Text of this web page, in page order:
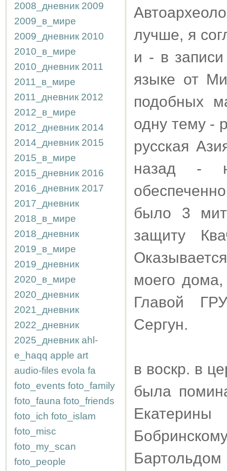
2008_дневник 2009
2009_в_мире
2009_дневник 2010
2010_в_мире
2010_дневник 2011
2011_в_мире
2011_дневник 2012
2012_в_мире
2012_дневник 2014
2014_дневник 2015
2015_в_мире
2015_дневник 2016
2016_дневник 2017
2017_дневник
2018_в_мире
2018_дневник
2019_в_мире
2019_дневник
2020_в_мире
2020_дневник
2021_дневник
2022_дневник
2025_дневник ahl-
e_haqq apple art
audio-files evola fa
foto_events foto_family
foto_fauna foto_friends
foto_ich foto_islam
foto_misc
foto_my_scan
foto_people
лучше, я
и - в
языке от
подобных
одну тему -
русская
назад -
было 3
защиту
моего
Главой
Сергун.
в воскр. в
была